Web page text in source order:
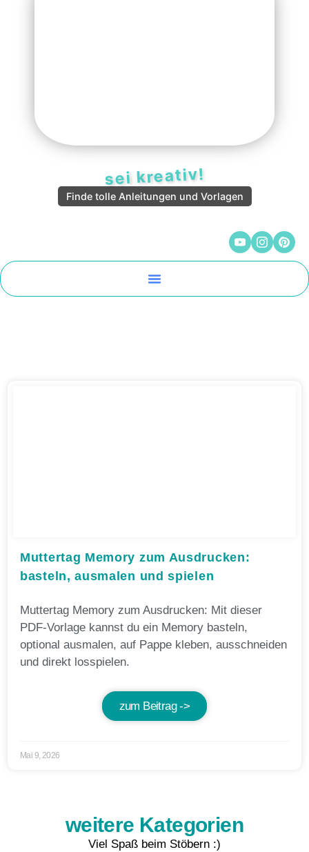
sei kreativ!
Finde tolle Anleitungen und Vorlagen
Muttertag Memory zum Ausdrucken:
basteln, ausmalen und spielen
Muttertag Memory zum Ausdrucken: Mit dieser
PDF-Vorlage kannst du ein Memory basteln,
optional ausmalen, auf Pappe kleben, ausschneiden
und direkt losspielen.
zum Beitrag ->
Mai 9, 2026
weitere Kategorien
Viel Spaß beim Stöbern :)